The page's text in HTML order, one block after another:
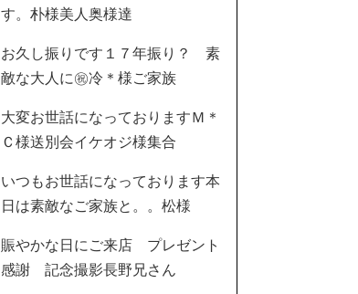
す。朴様美人奥様達
お久し振りです１７年振り？ 素
敵な大人に㊗冷＊様ご家族
大変お世話になっておりますＭ＊
Ｃ様送別会イケオジ様集合
いつもお世話になっております本
日は素敵なご家族と。。松様
賑やかな日にご来店 プレゼント
感謝 記念撮影長野兄さん